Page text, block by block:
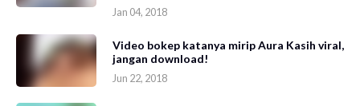
Jan 04, 2018
Video bokep katanya mirip Aura Kasih viral,
jangan download!
Jun 22, 2018